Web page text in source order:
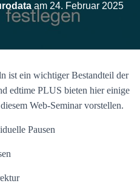
M
T
E
N
am 24. Februar 2025
ist ein wichtiger Bestandteil der
edtime PLUS bieten hier einige
Web-Seminar vorstellen.
Pausen